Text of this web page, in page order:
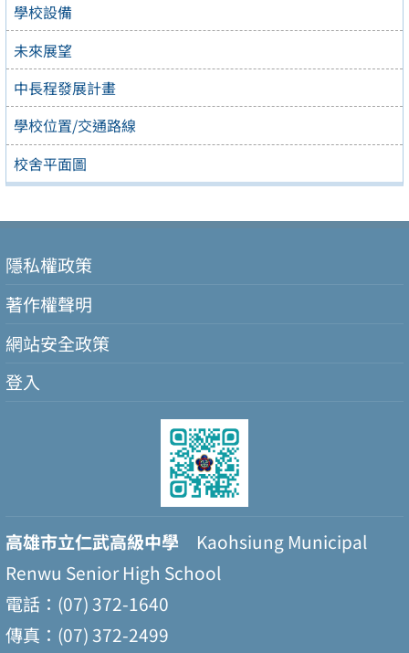
學校設備
未來展望
中長程發展計畫
學校位置/交通路線
校舍平面圖
隱私權政策
著作權聲明
網站安全政策
登入
高雄市立仁武高級中學 Kaohsiung Municipal
Renwu Senior High School
電話：(07) 372-1640
傳真：(07) 372-2499